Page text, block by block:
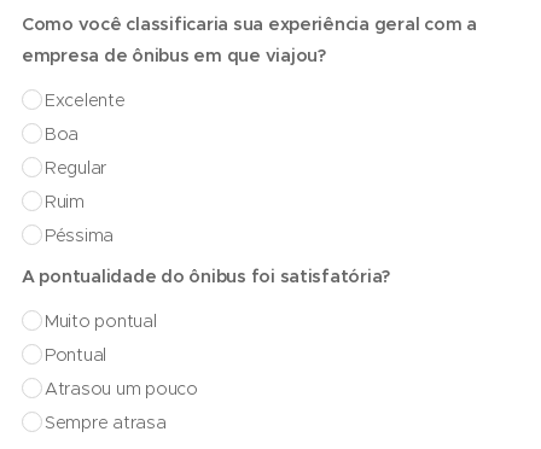
Como você classificaria sua experiência geral com a
empresa de ônibus em que viajou?
Excelente
Boa
Regular
Ruim
Péssima
A pontualidade do ônibus foi satisfatória?
Muito pontual
Pontual
Atrasou um pouco
Sempre atrasa